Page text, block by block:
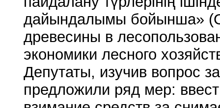
дайындалымы бойынша» (О
древесины в
экономики лесного
Депутаты, изучив вопрос
предложили ряд мер: